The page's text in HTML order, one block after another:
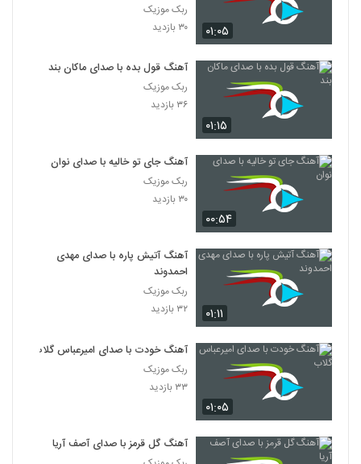
۰۱:۰۵
ربک موزیک
۳۰ بازدید
۰۱:۱۵
آهنگ قول بده با صدای ماکان بند
ربک موزیک
۳۶ بازدید
۰۰:۵۴
آهنگ جای تو خالیه با صدای نوان
ربک موزیک
۳۰ بازدید
۰۱:۱۱
آهنگ آتیش پاره با صدای مهدی
احمدوند
ربک موزیک
۳۲ بازدید
۰۱:۰۵
آهنگ خودت با صدای امیرعباس گلاب
ربک موزیک
۳۳ بازدید
آهنگ گل قرمز با صدای آصف آریا